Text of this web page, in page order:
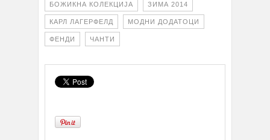
БОЖИКНА КОЛЕКЦИЈА ЗИМА 2014
КАРЛ ЛАГЕРФЕЛД МОДНИ ДОДАТОЦИ
ФЕНДИ ЧАНТИ